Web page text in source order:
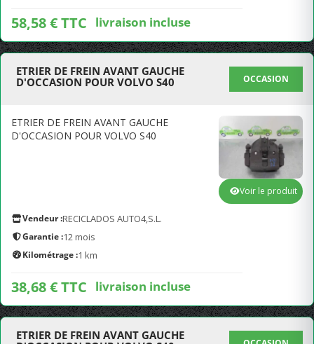
58,58 € TTC livraison incluse
ETRIER DE FREIN AVANT GAUCHE
D'OCCASION POUR VOLVO S40
OCCASION
ETRIER DE FREIN AVANT GAUCHE
D'OCCASION POUR VOLVO S40
Vendeur :RECICLADOS AUTO4,S.L.
Garantie :12 mois
Kilométrage :1 km
38,68 € TTC livraison incluse
Voir le produit
ETRIER DE FREIN AVANT GAUCHE